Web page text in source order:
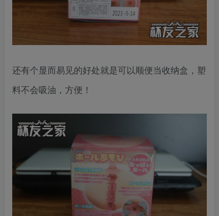
还有个显而易见的好处就是可以顺便当收纳盒，塑
料不会吸油，方便！